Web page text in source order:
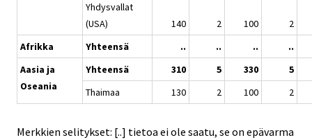
Yhdysvallat
(USA)
140 2 100
2
Afrikka
Yhteensä .. .. ..
..
Aasia ja
Oseania
Yhteensä 310 5 330
5
Thaimaa
130 2 100 2
Merkkien selitykset: [..] tietoa ei ole saatu, se on epävarma